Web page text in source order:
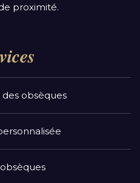
proximité.
obsèques